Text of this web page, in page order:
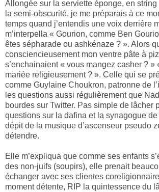
Allongée sur la serviette éponge, en
la semi-obscurité, je me préparais à ce
temps quand j’entendis une voix derrière
m’interpella « Gourion, comme Ben
êtes sépharade ou ashkénaze ? ». Alors
consciencieusement mon ventre pâte à
s’enchainaient « vous mangez casher ? »
mariée religieusement ? ». Celle qui se
comme Guylaine Choukron, patronne de
les questions aussi régulièrement que
bourdes sur Twitter. Pas simple de lâcher
questions sur la dafina et la synagogue
dépit de la musique d’ascenseur pseudo
détendre.
Elle m’expliqua que comme ses enfants
des non-juifs (soupirs), elle prenait
échanger avec ses clientes
moment détente, RIP la quintessence du